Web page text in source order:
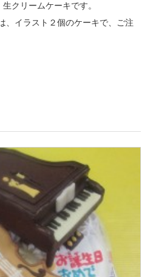
クリームケーキです。
、イラスト２個のケーキで、ご注